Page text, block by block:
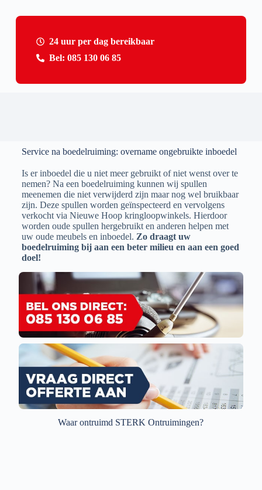
24 uur per dag bereikbaar
Bel: 085 130 06 85
Service na boedelruiming: overname ongebruikte inboedel
Is er inboedel die u niet meer gebruikt of niet wenst over te
nemen? Na een boedelruiming kunnen wij spullen
meenemen die niet verwijderd zijn maar nog wel bruikbaar
zijn. Deze spullen worden geïnspecteerd en vervolgens
verkocht via Nieuwe Hoop kringloopwinkels. Hierdoor
worden oude spullen hergebruikt en anderen helpen met
uw oude meubels en inboedel. Zo draagt uw
boedelruiming bij aan een beter milieu en aan een goed
doel!
Waar ontruimd STERK Ontruimingen?